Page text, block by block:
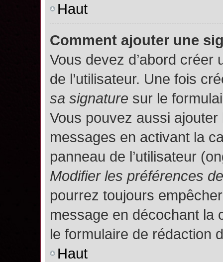
Haut
Comment ajouter une
Vous devez d’abord
de l’utilisateur. Une fois
sa signature sur le
Vous pouvez aussi
messages en activant la
panneau de l’utilisateur
Modifier les préférences
pourrez toujours
message en décochant la
le formulaire de rédaction
Haut